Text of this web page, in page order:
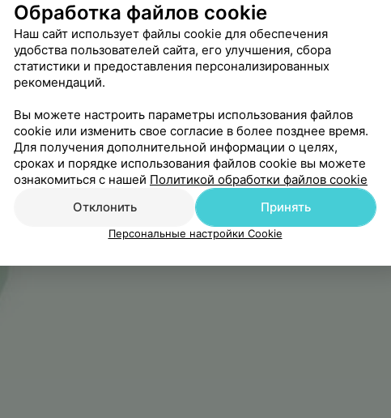
ЦЕНТР
д. Нагорные
Обработка файлов cookie
Наш сайт использует файлы cookie для обеспечения
удобства пользователей сайта, его улучшения, сбора
статистики и предоставления персонализированных
рекомендаций.
Вы можете настроить параметры использования файлов
cookie или изменить свое согласие в более позднее время.
Для получения дополнительной информации о целях,
сроках и порядке использования файлов cookie вы можете
ознакомиться с нашей Политикой обработки файлов cookie
Отклонить
Принять
Персональные настройки Cookie